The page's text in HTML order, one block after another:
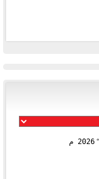
2026 م